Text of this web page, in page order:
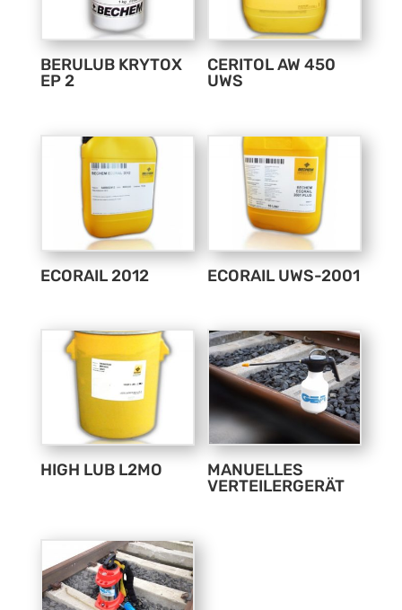
BERULUB KRYTOX
EP 2
CERITOL AW 450
UWS
ECORAIL 2012 ECORAIL UWS-2001
HIGH LUB L2MO
MANUELLES
VERTEILERGERÄT